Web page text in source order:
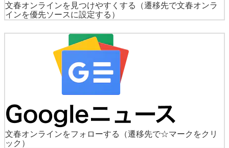
文春オンラインを見つけやすくする
（遷移先で文春オンラ
インを優先ソースに設定する）
文春オンラインをフォローする
（遷移先で☆マークをクリ
ック）